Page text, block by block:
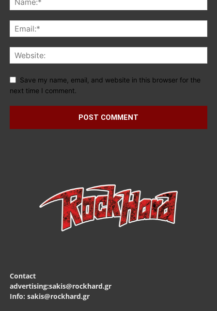
Save my name, email, and website in this browser for the
next time I comment.
Contact
advertising:sakis@rockhard.gr
Info: sakis@rockhard.gr